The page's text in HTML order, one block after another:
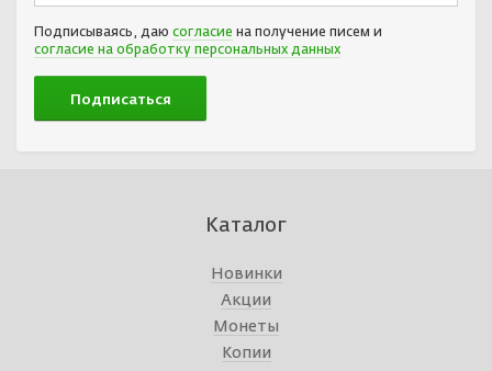
Подписываясь, даю согласие на получение писем и
согласие на обработку персональных данных
Каталог
Новинки
Акции
Монеты
Копии